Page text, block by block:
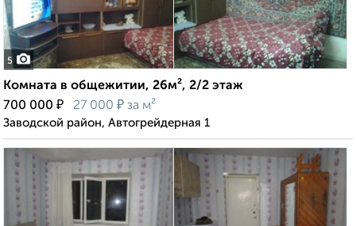
5
Комната в общежитии, 26м², 2/2 этаж
700 000 ₽ 27 000 ₽ за м²
Заводской район, Автогрейдерная 1